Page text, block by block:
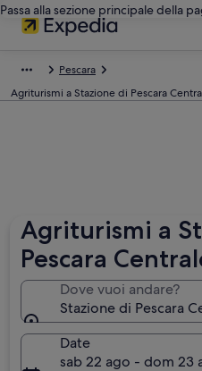
Passa alla sezione principale della
Pescara
Agriturismi a Stazione di Pescara
Agriturismi a
Pescara
Dove vuoi andare?
Stazione di Pescara
Date
sab 22 ago - dom 23